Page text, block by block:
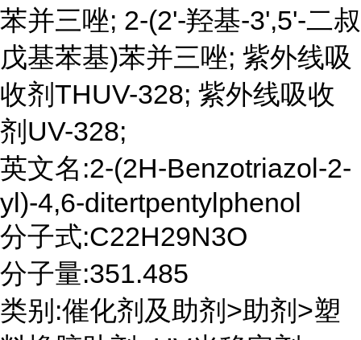
苯并三唑; 2-(2'-羟基-3',5'-二叔
戊基苯基)苯并三唑; 紫外线吸
收剂THUV-328; 紫外线吸收
剂UV-328;
英文名:2-(2H-Benzotriazol-2-
yl)-4,6-ditertpentylphenol
分子式:C22H29N3O
分子量:351.485
类别:催化剂及助剂>助剂>塑